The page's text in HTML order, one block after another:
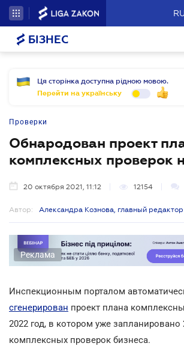
БІЗНЕС
Ця сторінка доступна рідною мовою.
Перейти на українську
Проверки
Обнародован проект
комплексных проверок
20 октября 2021, 11:12 12154
Автор: Александра Кознова, главный
Реклама
Инспекционным порталом
сгенерирован проект плана
2022 год, в котором уже запланировано
комплексных проверок бизнеса.